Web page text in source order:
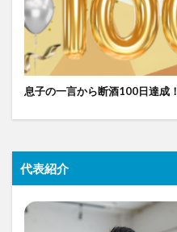
息子の一言から断酒100日達成！
代表紹介